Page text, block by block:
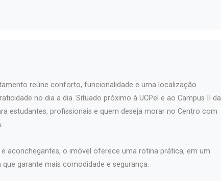
reúne conforto, funcionalidade e uma localização
no dia a dia. Situado próximo à UCPel e ao Campus II da
estudantes, profissionais e quem deseja morar no Centro com
aconchegantes, o imóvel oferece uma rotina prática, em um
garante mais comodidade e segurança.